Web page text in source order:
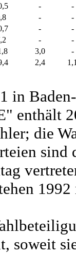
-
-
-
-
-
-
-
-
3,0
-
2,4
in
enthält
die
sind
soweit